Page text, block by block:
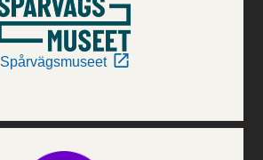
Spårvägsmuseet